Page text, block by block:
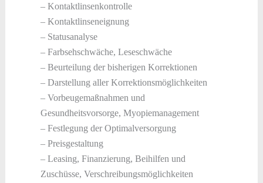
– Kontaktlinsenkontrolle
– Kontaktlinseneignung
– Statusanalyse
– Farbsehschwäche, Leseschwäche
– Beurteilung der bisherigen Korrektionen
– Darstellung aller Korrektionsmöglichkeiten
– Vorbeugemaßnahmen und
Gesundheitsvorsorge, Myopiemanagement
– Festlegung der Optimalversorgung
– Preisgestaltung
– Leasing, Finanzierung, Beihilfen und
Zuschüsse, Verschreibungsmöglichkeiten